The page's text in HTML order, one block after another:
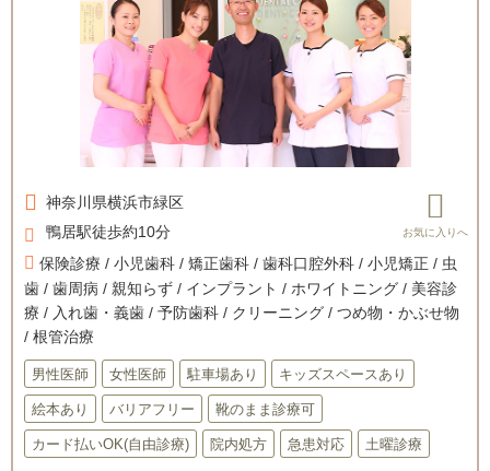
神奈川県横浜市緑区
鴨居駅徒歩約10分
保険診療 / 小児歯科 / 矯正歯科 / 歯科口腔外科 / 小児矯正 / 虫
歯 / 歯周病 / 親知らず / インプラント / ホワイトニング / 美容診
療 / 入れ歯・義歯 / 予防歯科 / クリーニング / つめ物・かぶせ物
/ 根管治療
男性医師 女性医師 駐車場あり キッズスペースあり
絵本あり バリアフリー 靴のまま診療可
カード払いOK(自由診療) 院内処方 急患対応 土曜診療